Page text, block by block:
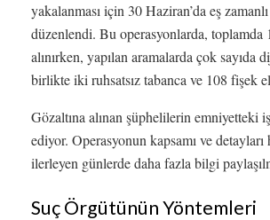
yakalanması için 30 Haziran’da eş
düzenlendi. Bu operasyonlarda, toplamda
alınırken, yapılan aramalarda çok sayıda
birlikte iki ruhsatsız tabanca ve 108 fişek
Gözaltına alınan şüphelilerin emniyetteki
ediyor. Operasyonun kapsamı ve detayları
ilerleyen günlerde daha fazla bilgi
Suç Örgütünün Yöntemleri